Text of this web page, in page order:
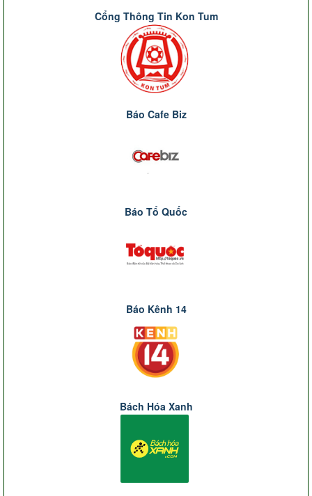
Cổng Thông Tin Kon Tum
Báo Cafe Biz
Báo Tổ Quốc
Báo Kênh 14
Bách Hóa Xanh